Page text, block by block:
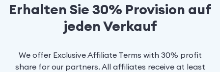
Erhalten Sie 30% Provision auf
jeden Verkauf
We offer Exclusive Affiliate Terms with 30% profit
share for our partners. All affiliates receive at least